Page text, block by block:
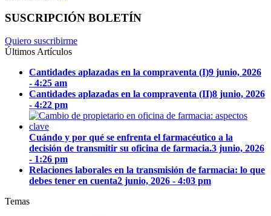
SUSCRIPCIÓN BOLETÍN
Quiero suscribirme
Últimos Artículos
Cantidades aplazadas en la compraventa (I)9 junio, 2026
- 4:25 am
Cantidades aplazadas en la compraventa (II)8 junio, 2026
- 4:22 pm
Cuándo y por qué se enfrenta el farmacéutico a la
decisión de transmitir su oficina de farmacia.3 junio, 2026
- 1:26 pm
Relaciones laborales en la transmisión de farmacia: lo que
debes tener en cuenta2 junio, 2026 - 4:03 pm
Temas